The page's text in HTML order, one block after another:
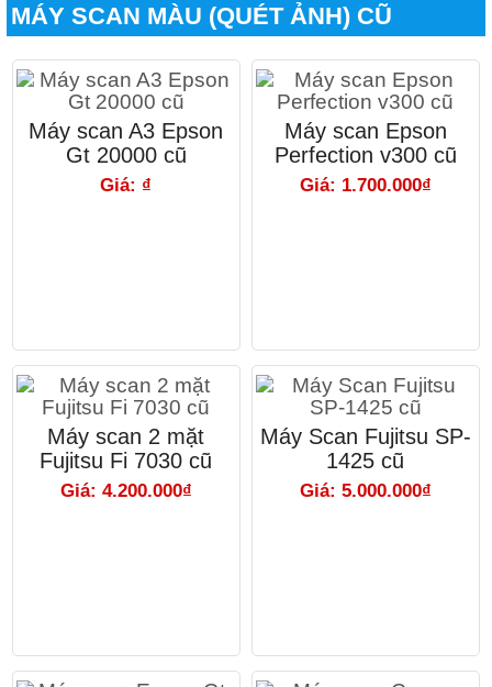
MÁY SCAN MÀU (QUÉT ẢNH) CŨ
Máy scan A3 Epson
Gt 20000 cũ
Giá: ₫
Máy scan Epson
Perfection v300 cũ
Giá: 1.700.000₫
Máy scan 2 mặt
Fujitsu Fi 7030 cũ
Giá: 4.200.000₫
Máy Scan Fujitsu SP-
1425 cũ
Giá: 5.000.000₫